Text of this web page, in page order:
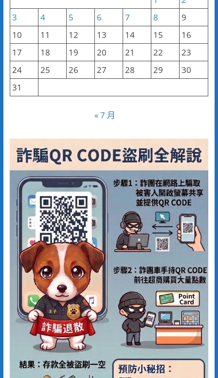
3
4 5 6 7 8
9
10
11 12 13 14 15
16
17
18 19 20 21 22
23
24
25 26 27 28 29
30
31
« 7 月